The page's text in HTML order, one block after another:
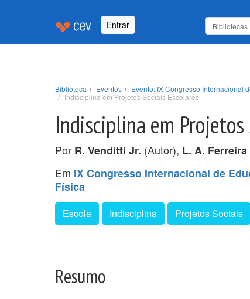
Entrar
Biblioteca Eventos
Evento: IX Congresso Internacional
Indisciplina em Projetos Sociais Escolares
Indisciplina em Projetos
Por R. Venditti Jr. (Autor), L. A. Ferreira
Em IX Congresso Internacional de
Física
Escola Indisciplina Projetos Sociais
Resumo